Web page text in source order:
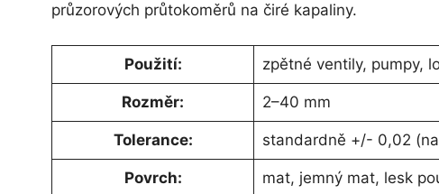
průzorových průtokoměrů na čiré kapaliny.
Použití: zpětné ventily, pumpy,
Rozměr: 2–40 mm
Tolerance: standardně +/- 0,02
Povrch: mat, jemný mat, lesk